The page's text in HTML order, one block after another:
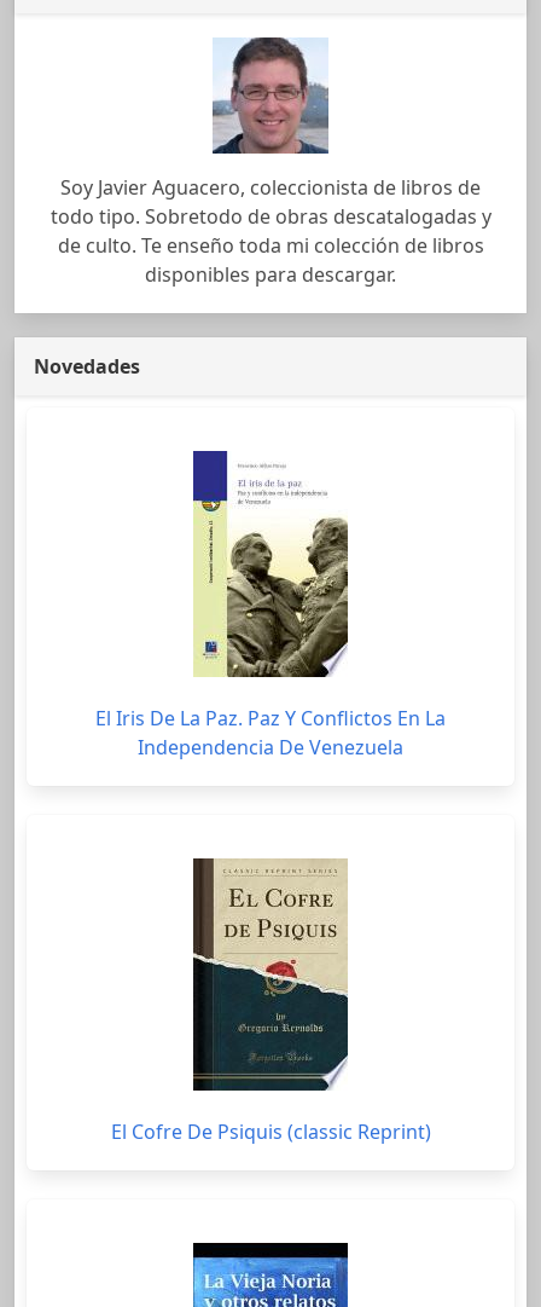
Soy Javier Aguacero, coleccionista de libros de
todo tipo. Sobretodo de obras descatalogadas y
de culto. Te enseño toda mi colección de libros
disponibles para descargar.
Novedades
El Iris De La Paz. Paz Y Conflictos En La
Independencia De Venezuela
El Cofre De Psiquis (classic Reprint)